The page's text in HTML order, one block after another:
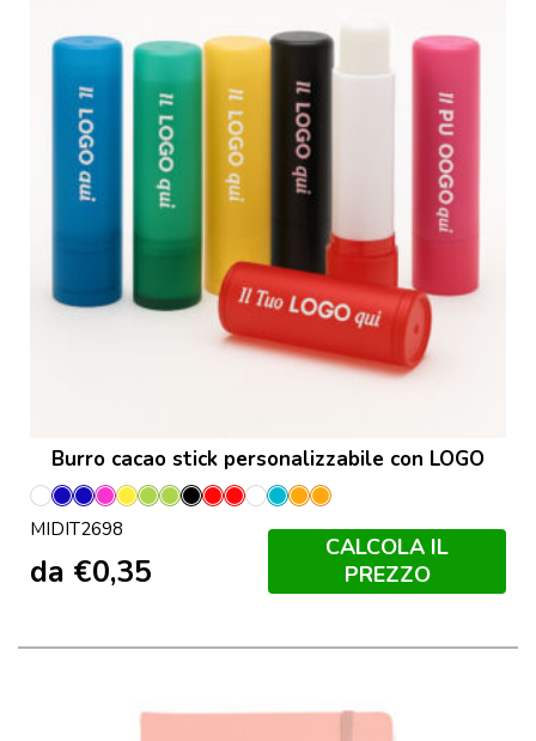
Burro cacao stick personalizzabile con LOGO
Bianco
BluBlu
Trasparente
Fucsia
Giallo
LimeLime
Trasparente
NeroRosso
Rosso
Trasparente
Trasparente
Turchese
Arancio
Arancio
Trasparente
MIDIT2698
da €0,35
CALCOLA IL
PREZZO